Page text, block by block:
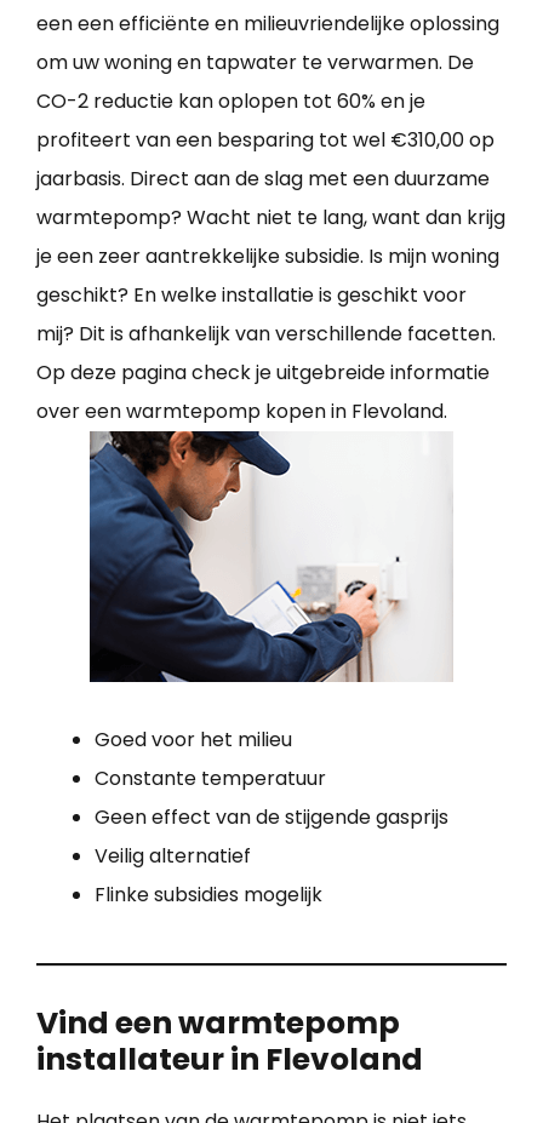
een een efficiënte en milieuvriendelijke oplossing
om uw woning en tapwater te verwarmen. De
CO-2 reductie kan oplopen tot 60% en je
profiteert van een besparing tot wel €310,00 op
jaarbasis. Direct aan de slag met een duurzame
warmtepomp? Wacht niet te lang, want dan krijg
je een zeer aantrekkelijke subsidie. Is mijn woning
geschikt? En welke installatie is geschikt voor
mij? Dit is afhankelijk van verschillende facetten.
Op deze pagina check je uitgebreide informatie
over een warmtepomp kopen in Flevoland.
Goed voor het milieu
Constante temperatuur
Geen effect van de stijgende gasprijs
Veilig alternatief
Flinke subsidies mogelijk
Vind een warmtepomp
installateur in Flevoland